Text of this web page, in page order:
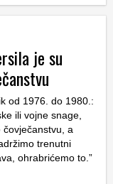
je su
od 1976. do 1980.:
ili vojne snage,
čovječanstvu, a
trenutni
ohrabrićemo to.”